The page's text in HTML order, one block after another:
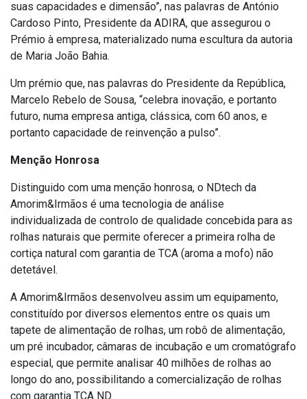
suas capacidades e dimensão”, nas palavras de António
Cardoso Pinto, Presidente da ADIRA, que assegurou o
Prémio à empresa, materializado numa escultura da autoria
de Maria João Bahia.
Um prémio que, nas palavras do Presidente da República,
Marcelo Rebelo de Sousa, “celebra inovação, e portanto
futuro, numa empresa antiga, clássica, com 60 anos, e
portanto capacidade de reinvenção a pulso”.
Menção Honrosa
Distinguido com uma menção honrosa, o NDtech da
Amorim&Irmãos é uma tecnologia de análise
individualizada de controlo de qualidade concebida para as
rolhas naturais que permite oferecer a primeira rolha de
cortiça natural com garantia de TCA (aroma a mofo) não
detetável.
A Amorim&Irmãos desenvolveu assim um equipamento,
constituído por diversos elementos entre os quais um
tapete de alimentação de rolhas, um robô de alimentação,
um pré incubador, câmaras de incubação e um cromatógrafo
especial, que permite analisar 40 milhões de rolhas ao
longo do ano, possibilitando a comercialização de rolhas
com garantia TCA ND.